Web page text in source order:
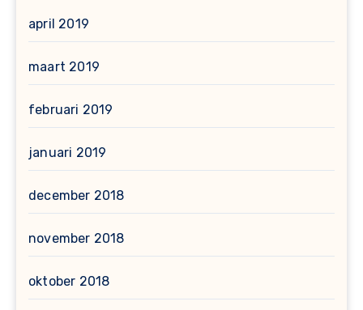
april 2019
maart 2019
februari 2019
januari 2019
december 2018
november 2018
oktober 2018